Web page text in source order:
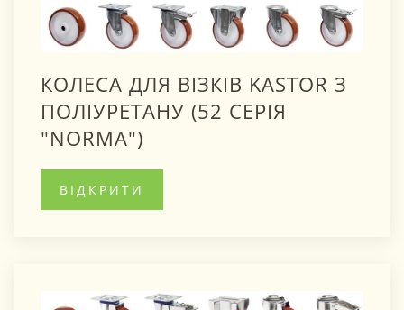
КОЛЕСА ДЛЯ ВІЗКІВ KASTOR З
ПОЛІУРЕТАНУ (52 СЕРІЯ
"NОRMA")
ВІДКРИТИ